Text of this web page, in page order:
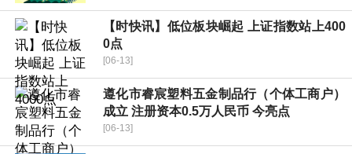
【时快讯】低位板块崛起 上证指数站上400
0点
[06-13]
遵化市睿宸塑料五金制品行（个体工商户）
成立 注册资本0.5万人民币 今亮点
[06-13]